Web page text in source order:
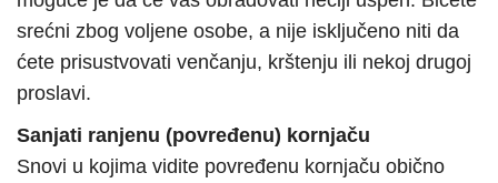
srećni zbog voljene osobe, a nije isključeno niti da
ćete prisustvovati venčanju, krštenju ili nekoj drugoj
proslavi.
Sanjati ranjenu (povređenu) kornjaču
Snovi u kojima vidite povređenu kornjaču obično